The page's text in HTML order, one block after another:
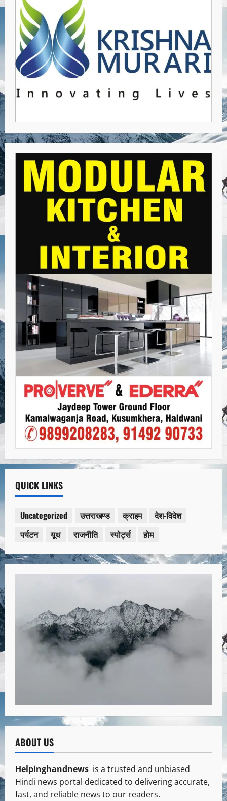
QUICK LINKS
Uncategorized उत्तराखण्ड क्राइम
देश-विदेश
पर्यटन
यूथ राजनीति स्पोर्ट्स होम
ABOUT US
Helpinghandnews is a trusted and unbiased
Hindi news portal dedicated to delivering accurate,
fast, and reliable news to our readers.